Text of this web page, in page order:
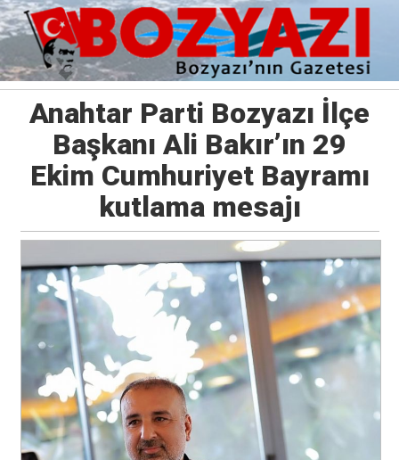
Anahtar Parti Bozyazı İlçe
Başkanı Ali Bakır’ın 29
Ekim Cumhuriyet Bayramı
kutlama mesajı